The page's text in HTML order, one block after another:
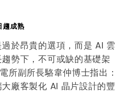
趨成熟
過於昂貴的選項，而是 AI 雲
勢下，不可或缺的基礎架
所副所長駱韋仲博士指出：
大廠客製化 AI 晶片設計的豐